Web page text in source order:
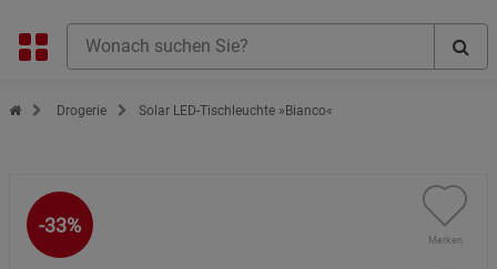
Zur Startseite des Kopp Verlag Online-Shop
Drogerie Solar LED-Tischleuchte »Bianco«
-33%
Merken